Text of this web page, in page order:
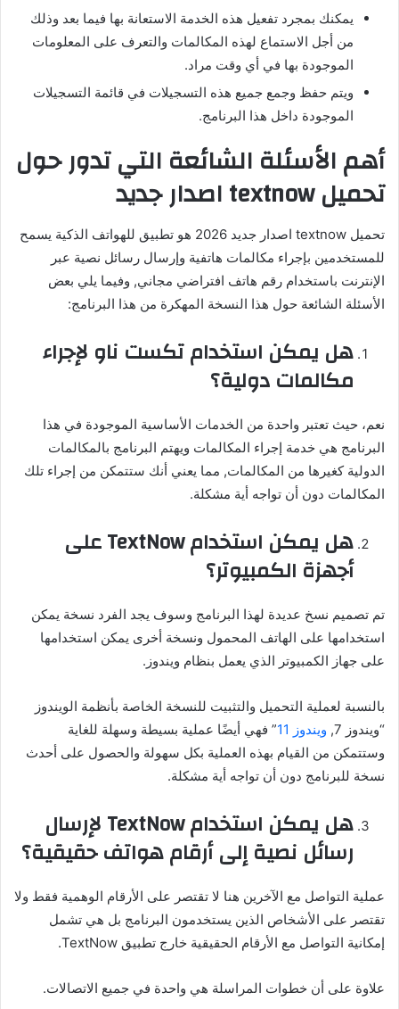
يمكنك بمجرد تفعيل هذه الخدمة الاستعانة بها فيما بعد وذلك
من أجل الاستماع لهذه المكالمات والتعرف على المعلومات
الموجودة بها في أي وقت مراد.
ويتم حفظ وجمع جميع هذه التسجيلات في قائمة التسجيلات
الموجودة داخل هذا البرنامج.
أهم الأسئلة الشائعة التي تدور حول
تحميلtextnowاصدار جديد
تحميل textnow اصدار جديد 2026 هو تطبيق للهواتف الذكية يسمح
للمستخدمين بإجراء مكالمات هاتفية وإرسال رسائل نصية عبر
الإنترنت باستخدام رقم هاتف افتراضي مجاني, وفيما يلي بعض
الأسئلة الشائعة حول هذا النسخة المهكرة من هذا البرنامج:
هل يمكن استخدام تكست ناو لإجراء
مكالمات دولية؟
نعم، حيث تعتبر واحدة من الخدمات الأساسية الموجودة في هذا
البرنامج هي خدمة إجراء المكالمات ويهتم البرنامج بالمكالمات
الدولية كغيرها من المكالمات, مما يعني أنك ستتمكن من إجراء تلك
المكالمات دون أن تواجه أية مشكلة.
هل يمكن استخدام TextNow على
أجهزة الكمبيوتر؟
تم تصميم نسخ عديدة لهذا البرنامج وسوف يجد الفرد نسخة يمكن
استخدامها على الهاتف المحمول ونسخة أخرى يمكن استخدامها
على جهاز الكمبيوتر الذي يعمل بنظام ويندوز.
بالنسبة لعملية التحميل والتثبيت للنسخة الخاصة بأنظمة الويندوز
“ويندوز 7,
ويندوز 11
” فهي أيضًا عملية بسيطة وسهلة للغاية
وستتمكن من القيام بهذه العملية بكل سهولة والحصول على أحدث
نسخة للبرنامج دون أن تواجه أية مشكلة.
هل يمكن استخدام TextNow لإرسال
رسائل نصية إلى أرقام هواتف حقيقية؟
عملية التواصل مع الآخرين هنا لا تقتصر على الأرقام الوهمية فقط ولا
تقتصر على الأشخاص الذين يستخدمون البرنامج بل هي تشمل
إمكانية التواصل مع الأرقام الحقيقية خارج تطبيق TextNow.
علاوة على أن خطوات المراسلة هي واحدة في جميع الاتصالات.